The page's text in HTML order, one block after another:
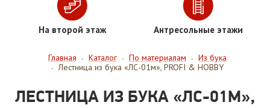
На второй этаж Антресольные этажи
Главная - Каталог - По материалам - Из бука
- Лестница из бука «ЛС-01м», PROFI & HOBBY
ЛЕСТНИЦА ИЗ БУКА «ЛС-01М»,